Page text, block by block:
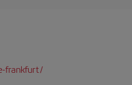
frankfurt/